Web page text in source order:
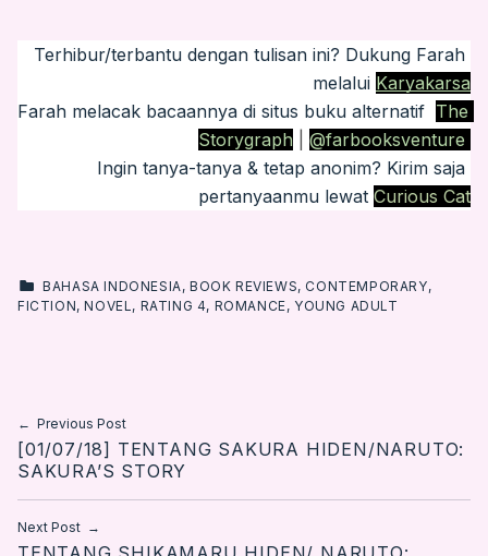
Terhibur/terbantu dengan tulisan ini? Dukung Farah
melalui Karyakarsa
Farah melacak bacaannya di situs buku alternatif The
Storygraph
@farbooksventure
Ingin tanya-tanya & tetap anonim? Kirim saja
pertanyaanmu lewat Curious Cat
CATEGORIZED IN:
BAHASA INDONESIA, BOOK REVIEWS,CONTEMPORARY,
FICTION,NOVEL, RATING 4, ROMANCE, YOUNG ADULT
Skip back to main navigation
Post navigation
Previous Post
[01/07/18] TENTANG SAKURA HIDEN/NARUTO:
SAKURA’S STORY
Next Post